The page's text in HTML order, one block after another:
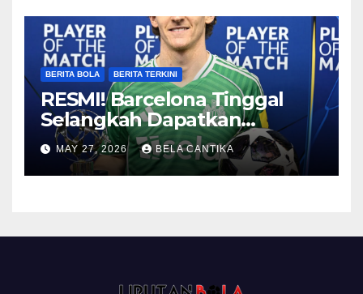
BERITA BOLA BERITA TERKINI
RESMI! Barcelona Tinggal
Selangkah Dapatkan
Anthony Gordon
MAY 27, 2026 BELA CANTIKA